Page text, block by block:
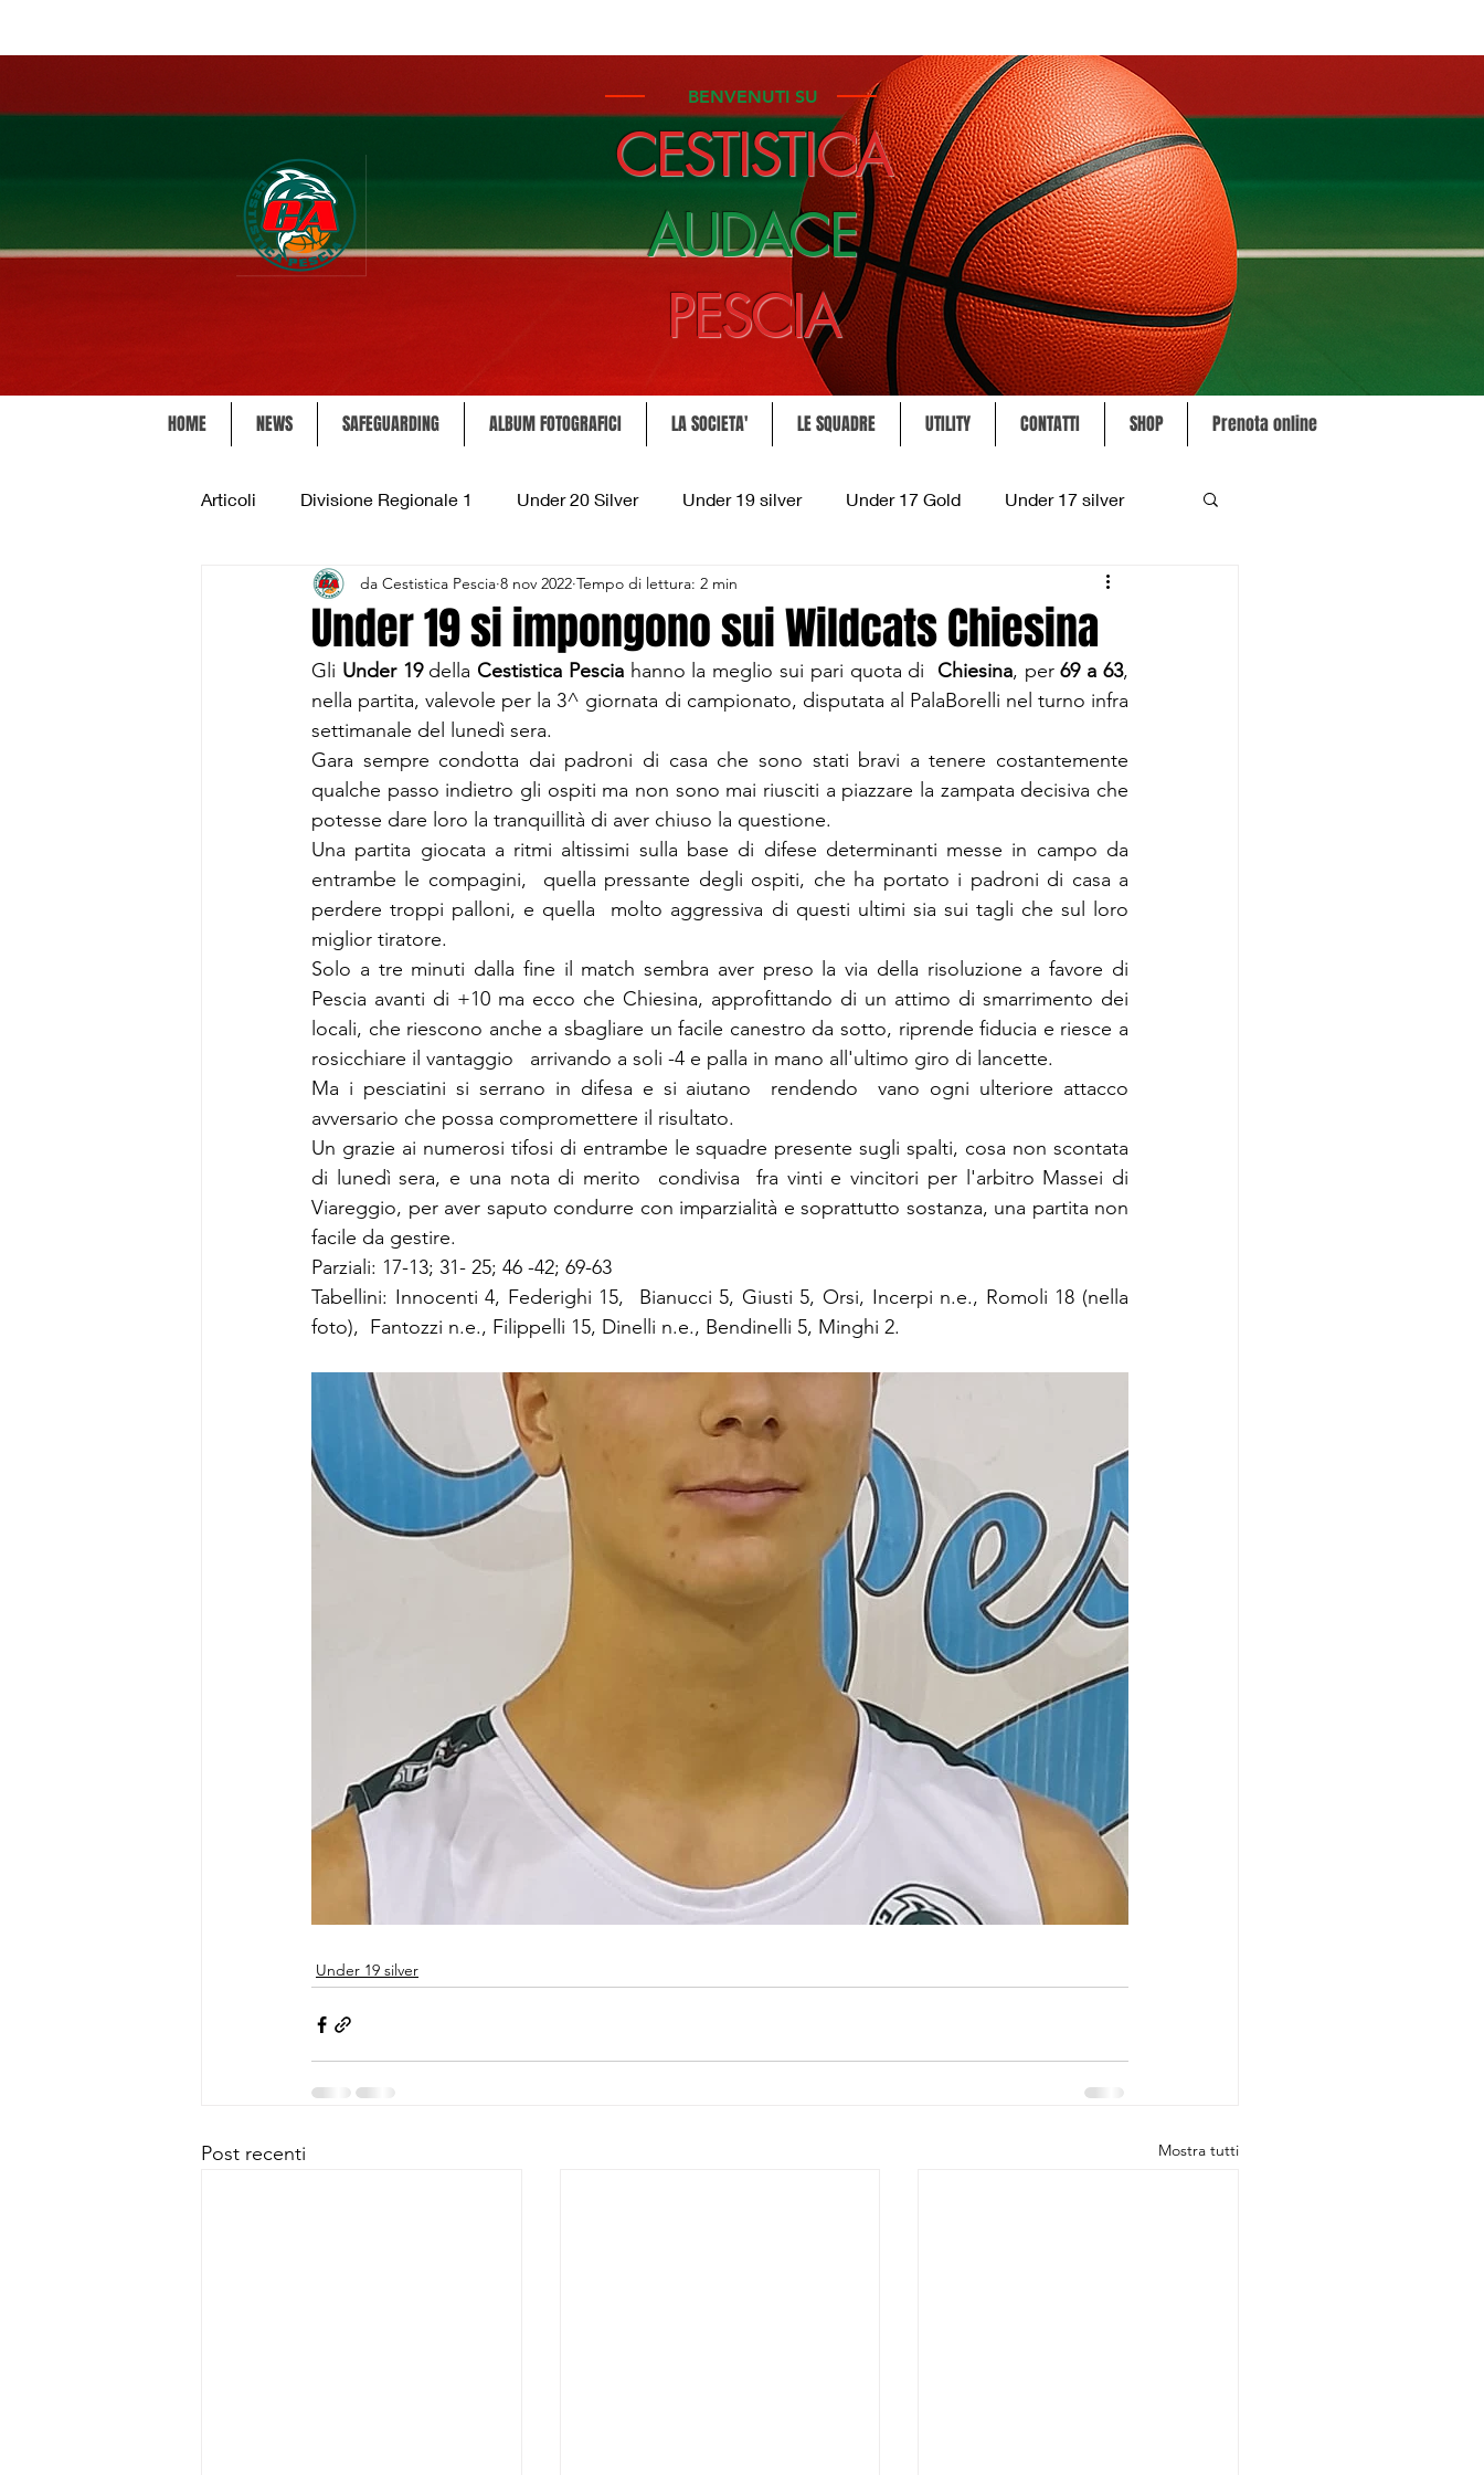
BENVENUTI SU
CESTISTICA
AUDACE
PESCIA
HOME NEWS SAFEGUARDING ALBUM FOTOGRAFICI LA SOCIETA' LE SQUADRE UTILITY CONTATTI SHOP Prenota online
Articoli Divisione Regionale 1 Under 20 Silver Under 19 silver Under 17 Gold Under 17 silver
Under 15 Silver Under 14 Silver Under 13 Silver
CSI Juniores CSI Under 13 Divisione Regionale 3 CSI Allievi
Under 19 si impongono sui Wildcats Chiesina
da Cestistica Pescia 8 nov 2022 Tempo di lettura: 2 min
Gli Under 19 della Cestistica Pescia hanno la meglio sui pari quota di Chiesina, per 69 a 63,
nella partita, valevole per la 3^ giornata di campionato, disputata al PalaBorelli nel turno infra
settimanale del lunedì sera.
Gara sempre condotta dai padroni di casa che sono stati bravi a tenere costantemente
qualche passo indietro gli ospiti ma non sono mai riusciti a piazzare la zampata decisiva che
potesse dare loro la tranquillità di aver chiuso la questione.
Una partita giocata a ritmi altissimi sulla base di difese determinanti messe in campo da
entrambe le compagini,  quella pressante degli ospiti, che ha portato i padroni di casa a
perdere troppi palloni, e quella  molto aggressiva di questi ultimi sia sui tagli che sul loro
miglior tiratore.
Solo a tre minuti dalla fine il match sembra aver preso la via della risoluzione a favore di
Pescia avanti di +10 ma ecco che Chiesina, approfittando di un attimo di smarrimento dei
locali, che riescono anche a sbagliare un facile canestro da sotto, riprende fiducia e riesce a
rosicchiare il vantaggio   arrivando a soli -4 e palla in mano all'ultimo giro di lancette.
Ma i pesciatini si serrano in difesa e si aiutano  rendendo  vano ogni ulteriore attacco
avversario che possa compromettere il risultato.
Un grazie ai numerosi tifosi di entrambe le squadre presente sugli spalti, cosa non scontata
di lunedì sera, e una nota di merito  condivisa  fra vinti e vincitori per l'arbitro Massei di
Viareggio, per aver saputo condurre con imparzialità e soprattutto sostanza, una partita non
facile da gestire.
Parziali: 17-13; 31- 25; 46 -42; 69-63
Tabellini: Innocenti 4, Federighi 15,  Bianucci 5, Giusti 5, Orsi, Incerpi n.e., Romoli 18 (nella
foto),  Fantozzi n.e., Filippelli 15, Dinelli n.e., Bendinelli 5, Minghi 2.
Under 19 silver
Post recenti Mostra tutti